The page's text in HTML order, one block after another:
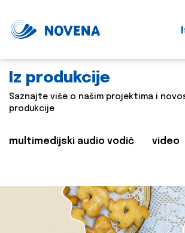
Iz produkcije
Saznajte više o našim projektima i
produkcije
multimedijski audio vodič video